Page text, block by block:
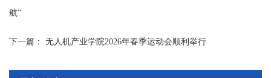
航”
下一篇： 无人机产业学院2026年春季运动会顺利举行